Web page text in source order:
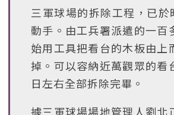
三軍球場的拆除工程，已
動手。由工兵署派遣的一百
始用工具把看台的木板由上
掉。可以容納近萬觀眾的看
日左右全部拆除完畢。
據三軍球場場地管理人劉北